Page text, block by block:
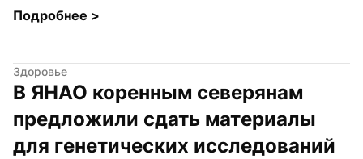
Подробнее >
Здоровье
В ЯНАО коренным северянам
предложили сдать материалы
для генетических исследований